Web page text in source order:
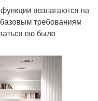
возлагаются на
требованиям
ею было